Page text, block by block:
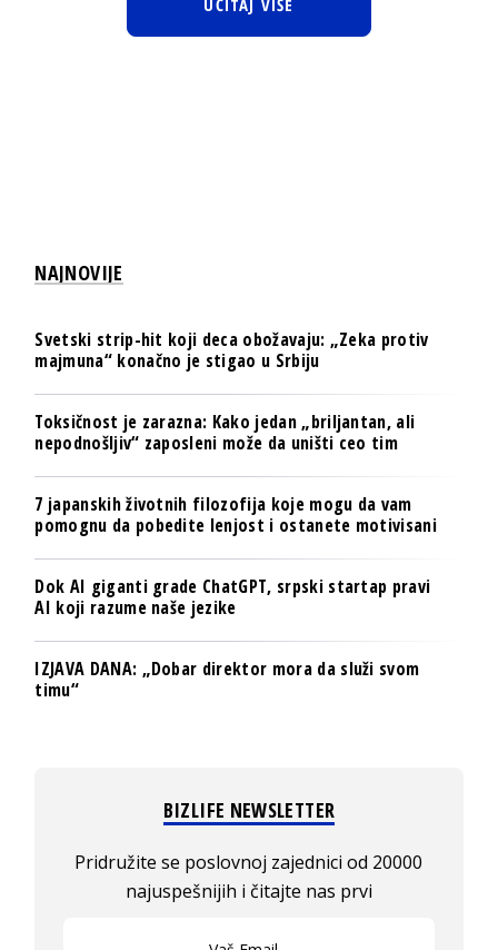
UČITAJ VIŠE
NAJNOVIJE
Svetski strip-hit koji deca obožavaju: „Zeka protiv
majmuna“ konačno je stigao u Srbiju
Toksičnost je zarazna: Kako jedan „briljantan, ali
nepodnošljiv“ zaposleni može da uništi ceo tim
7 japanskih životnih filozofija koje mogu da vam
pomognu da pobedite lenjost i ostanete motivisani
Dok AI giganti grade ChatGPT, srpski startap pravi
AI koji razume naše jezike
IZJAVA DANA: „Dobar direktor mora da služi svom
timu“
BIZLIFE NEWSLETTER
Pridružite se poslovnoj zajednici od 20000
najuspešnijih i čitajte nas prvi